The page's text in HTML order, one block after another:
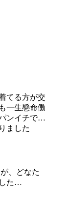
てる方が交
一生懸命働
ンイチで…
ました
、どなた
た…